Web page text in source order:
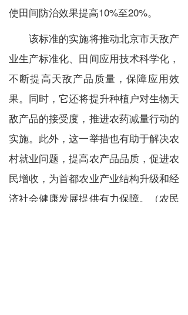
使田间防治效果提高10%至20%。
该标准的实施将推动北京市天敌产
业生产标准化、田间应用技术科学化，
不断提高天敌产品质量，保障应用效
果。同时，它还将提升种植户对生物天
敌产品的接受度，推进农药减量行动的
实施。此外，这一举措也有助于解决农
村就业问题，提高农产品品质，促进农
民增收，为首都农业产业结构升级和经
济社会健康发展提供有力保障。（农民